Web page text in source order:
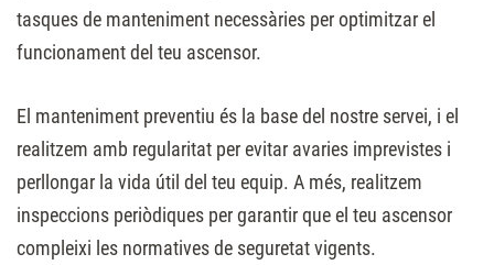
tasques de manteniment necessàries per optimitzar el
funcionament del teu ascensor.
El manteniment preventiu és la base del nostre servei, i el
realitzem amb regularitat per evitar avaries imprevistes i
perllongar la vida útil del teu equip. A més, realitzem
inspeccions periòdiques per garantir que el teu ascensor
compleixi les normatives de seguretat vigents.